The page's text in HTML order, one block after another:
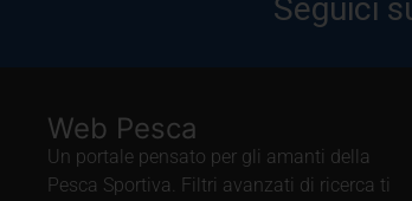
Seguici
Web Pesca
Un portale pensato per gli amanti della
Pesca Sportiva. Filtri avanzati di ricerca ti